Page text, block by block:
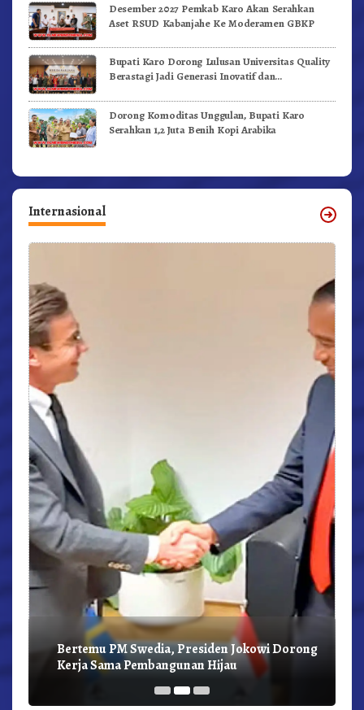
Desember 2027 Pemkab Karo Akan Serahkan
Aset RSUD Kabanjahe Ke Moderamen GBKP
Bupati Karo Dorong Lulusan Universitas Quality
Berastagi Jadi Generasi Inovatif dan
Dorong Komoditas Unggulan, Bupati Karo
Serahkan 1,2 Juta Benih Kopi Arabika
Internasional
Bertemu PM Swedia, Presiden Jokowi Dorong
Kerja Sama Pembangunan Hijau